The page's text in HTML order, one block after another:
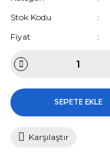
Stok Kodu
Fiyat
SEPETE EKLE
Karşılaştır